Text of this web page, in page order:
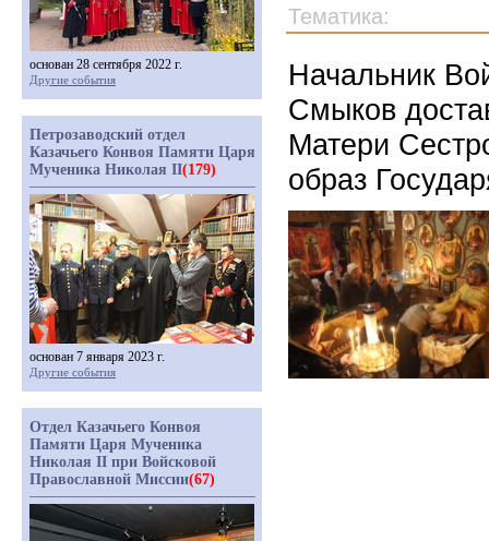
Тематика:
Начальник
Смыков
Матери
образ
основан 28 сентября 2022 г.
Другие события
Петрозаводский отдел
Казачьего Конвоя Памяти Царя
Мученика Николая II(179)
основан 7 января 2023 г.
Другие события
Отдел Казачьего Конвоя
Памяти Царя Мученика
Николая II при Войсковой
Православной Миссии(67)